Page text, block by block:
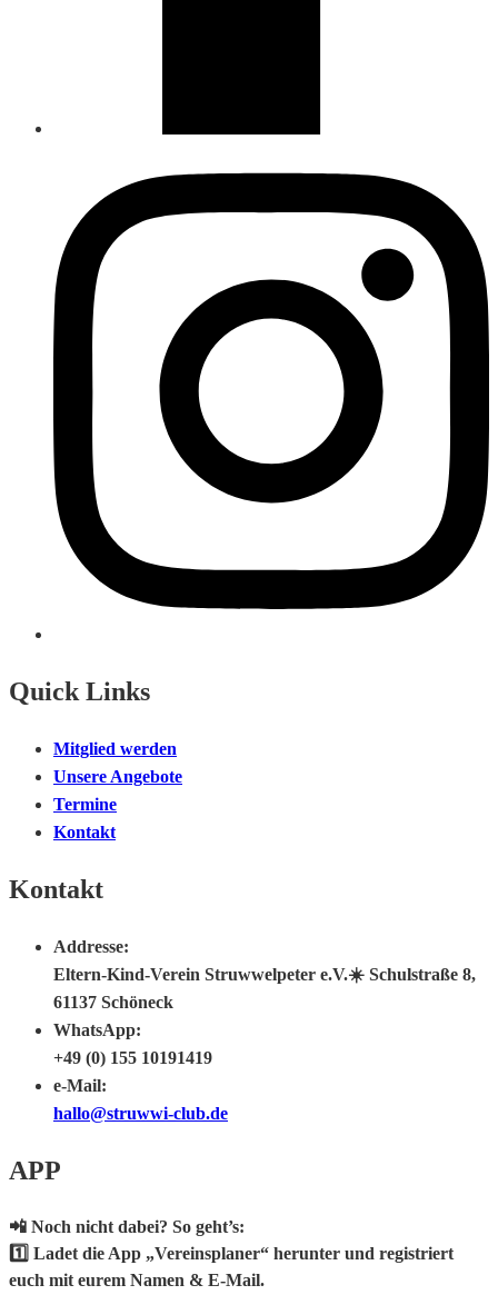
Quick Links
Mitglied werden
Unsere Angebote
Termine
Kontakt
Kontakt
Addresse:
Eltern-Kind-Verein Struwwelpeter e.V.☀️ Schulstraße 8,
61137 Schöneck
WhatsApp:
+49 (0) 155 10191419
e-Mail:
hallo@struwwi-club.de
APP
📲 Noch nicht dabei? So geht’s:
1️⃣ Ladet die App „Vereinsplaner“ herunter und registriert
euch mit eurem Namen & E-Mail.